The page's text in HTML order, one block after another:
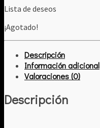
Lista de deseos
¡Agotado!
Descripción
Información adicional
Valoraciones (0)
Descripción